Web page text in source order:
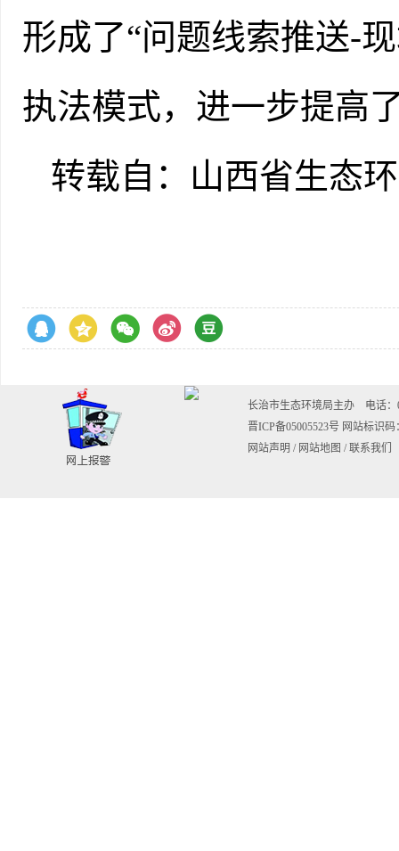
形成了“问题线索推送-
执法模式，进一步提高
转载自：山西省生
长治市生态环境局主办 电话：
晋ICP备05005523号 网站标识码
网站声明 / 网站地图 / 联系我们